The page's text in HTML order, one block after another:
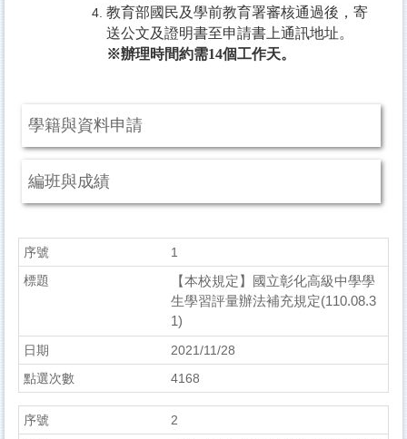
教育部國民及學前教育署審核通過後，寄
送公文及證明書至申請書上通訊地址。
※辦理時間約需14個工作天。
學籍與資料申請
編班與成績
1
【本校規定】國立彰化高級中學學
生學習評量辦法補充規定(110.08.3
1)
2021/11/28
4168
2